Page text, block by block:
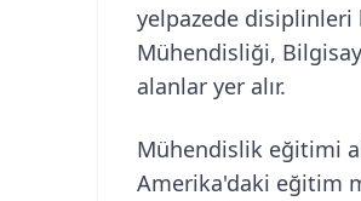
yelpazede disiplinleri
Mühendisliği,
alanlar yer alır.
Mühendislik eğitimi
Amerika'daki eğitim